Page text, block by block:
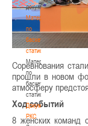
документы
Материалы
по
баскетбольной
статистике
Материалы
по
баскетбольной
статистике
Документы
РКС
Соревнования
прошли в новом
атмосферу
Ход событий
8 женских команд